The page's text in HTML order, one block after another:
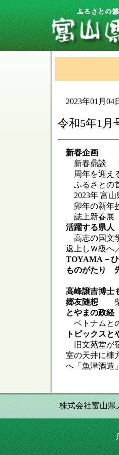
2023年01月04
令和5年1月
新春企画
新春鼎談 「
周年を迎え
ふるさとの
2023年 富山
卯年の新年
誌上新春展
活躍する県人
高志の国文
返上しＷ級へ
TOYAMA－
ものがたり
共同火力
高峰譲吉博士
郷友随想 柴
とやまの政経
ベトナムと
トピックスと
旧文苑堂が
室の天井に棟
へ「魚津酒
株式会社富山県